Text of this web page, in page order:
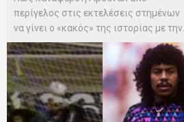
περίγελος στις εκτελέσεις στημένων
να γίνει ο «κακός» της ιστορίας με την...